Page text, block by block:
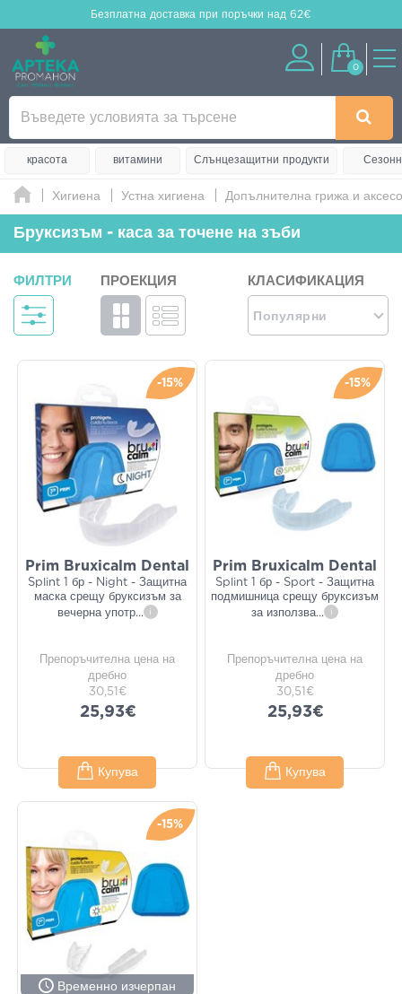
Безплатна доставка при поръчки над 62€
0
красота витамини Слънцезащитни продукти
Хигиена Устна хигиена Допълнителна грижа и
Бруксизъм - каса за точене на зъби
ФИЛТРИ ПРОЕКЦИЯ КЛАСИФИКАЦИЯ
Популярни
-15%
Prim Bruxicalm Dental
Splint 1 бр - Night - Защитна
маска срещу бруксизъм за
вечерна употр... i
Препоръчителна цена на
дребно
30,51€
25,93€
Купува
-15%
Prim Bruxicalm Dental
Splint 1 бр - Sport - Защитна
подмишница срещу бруксизъм
за използва... i
Препоръчителна цена на
дребно
30,51€
25,93€
Купува
-15%
Временно изчерпан